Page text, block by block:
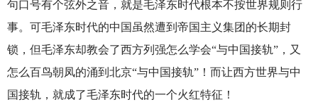
句口号有个弦外之音，就是毛泽东时代根本不按世界规则行
事。可毛泽东时代的中国虽然遭到帝国主义集团的长期封
锁，但毛泽东却教会了西方列强怎么学会“与中国接轨”，又
怎么百鸟朝凤的涌到北京“与中国接轨”！而让西方世界与中
国接轨，就成了毛泽东时代的一个火红特征！